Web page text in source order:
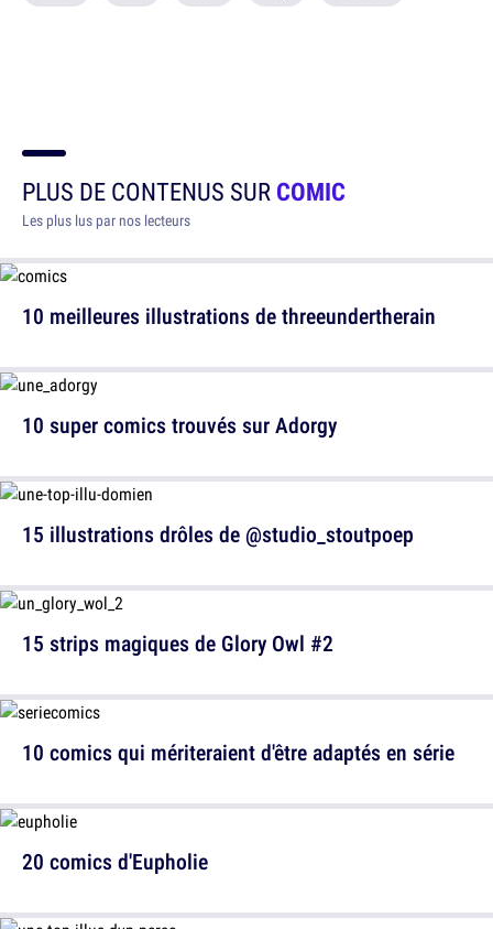
PLUS DE CONTENUS SURCOMIC
Les plus lus par nos lecteurs
10 meilleures illustrations de threeundertherain
15 illustrations drôles de @studio_stoutpoep
10 comics qui mériteraient d'être adaptés en série
10 super comics trouvés sur Adorgy
15 strips magiques de Glory Owl #2
20 comics d'Eupholie